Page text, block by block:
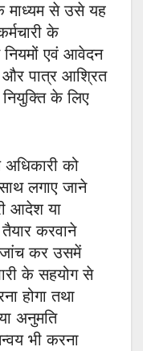
माध्यम से उसे यह
के
नियमों एवं आवेदन
और पात्र आश्रित
नियुक्ति के लिए
को
लगाए जाने
आदेश या
करवाने
जांच कर उसमें
के सहयोग से
होगा तथा
अनुमति
भी करना